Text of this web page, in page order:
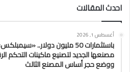
احدث المقالات
أغسطس 1, 2026
باستثمارات 50 مليون دولار..
ووضع حجر أساس المصنع الثالث